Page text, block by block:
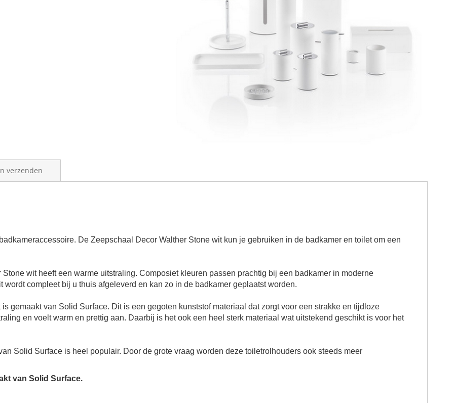
De Zeepschaal Decor Walther Stone wit kun je gebruiken in de badkamer en toilet om een
wit heeft een warme uitstraling. Composiet kleuren passen prachtig bij een badkamer in moderne
compleet bij u thuis afgeleverd en kan zo in de badkamer geplaatst worden.
gemaakt van Solid Surface. Dit is een gegoten kunststof materiaal dat zorgt voor een strakke en tijdloze
en voelt warm en prettig aan. Daarbij is het ook een heel sterk materiaal wat uitstekend geschikt is voor het
Solid Surface is heel populair. Door de grote vraag worden deze toiletrolhouders ook steeds meer
van Solid Surface.
verzenden